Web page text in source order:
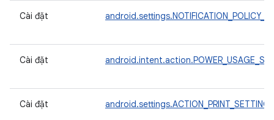
Cài đặt
Cài đặt
Cài đặt